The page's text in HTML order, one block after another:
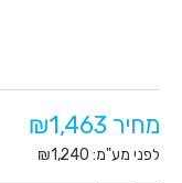
מחיר ₪1,463
לפני מע"מ: ₪1,240